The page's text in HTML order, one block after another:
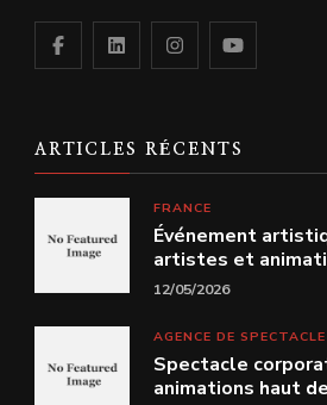
ARTICLES RÉCENTS
FRANCE
Événement
artistes et
12/05/2026
AGENCE DE SPECTACLE
Spectacle
animations haut